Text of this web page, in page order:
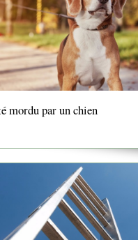
mordu par un chien